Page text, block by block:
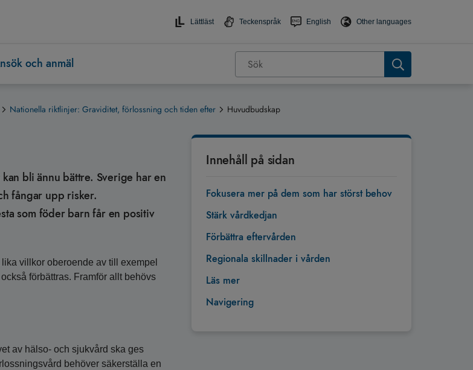
Lättläst Teckenspråk English Other languages
och anmäl
Nationella riktlinjer: Graviditet, förlossning och tiden efter Huvudbudskap
Innehåll på sidan
Fokusera mer på dem som har störst behov
Stärk vårdkedjan
Förbättra eftervården
Regionala skillnader i vården
Läs mer
Navigering
bli ännu bättre. Sverige har en
fångar upp risker.
som föder barn får en positiv
villkor oberoende av till exempel
förbättras. Framför allt behövs
av hälso- och sjukvård ska ges
behöver säkerställa en